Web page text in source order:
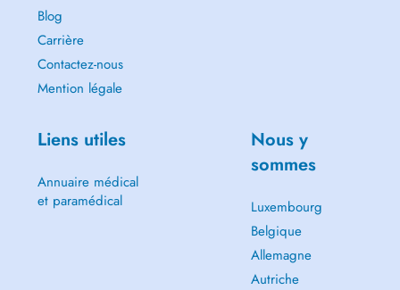
Blog
Carrière
Contactez-nous
Mention légale
Liens utiles
Annuaire médical
et paramédical
Nous y
sommes
Luxembourg
Belgique
Allemagne
Autriche